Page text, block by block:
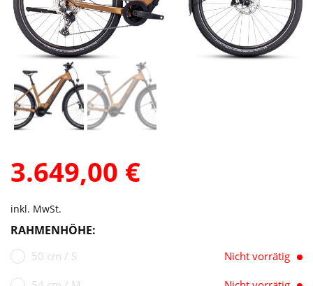
3.649,00 €
inkl. MwSt.
RAHMENHÖHE:
50 cm / S Nicht vorrätig